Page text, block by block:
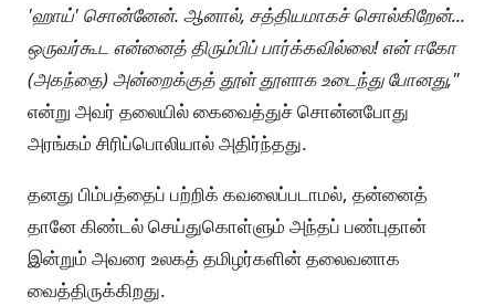
'ஹாய்' சொன்னேன். ஆனால், சத்தியமாகச் சொல்கிறேன்...
ஒருவர்கூட என்னைத் திரும்பிப் பார்க்கவில்லை! என் ஈகோ
(அகந்தை) அன்றைக்குத் தூள் தூளாக உடைந்து போனது,"
என்று அவர் தலையில் கைவைத்துச் சொன்னபோது
அரங்கம் சிரிப்பொலியால் அதிர்ந்தது.
தனது பிம்பத்தைப் பற்றிக் கவலைப்படாமல், தன்னைத்
தானே கிண்டல் செய்துகொள்ளும் அந்தப் பண்புதான்
இன்றும் அவரை உலகத் தமிழர்களின் தலைவனாக
வைத்திருக்கிறது.